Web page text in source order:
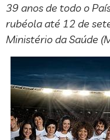
39 anos de todo o
rubéola até 12 de
Ministério da Saúde